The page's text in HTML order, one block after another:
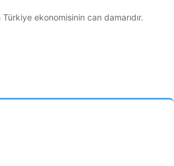
ekonomisinin can damarıdır.